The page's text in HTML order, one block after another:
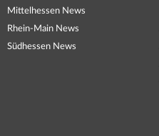
Mittelhessen News
Rhein-Main News
Südhessen News